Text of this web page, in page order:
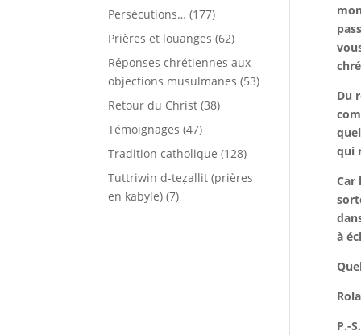
Du
qui
Car
à
P.-
Persécutions… (177)
Prières et louanges (62)
Réponses chrétiennes aux
objections musulmanes (53)
Retour du Christ (38)
Témoignages (47)
Tradition catholique (128)
Tuttriwin d-teẓallit (prières
en kabyle) (7)